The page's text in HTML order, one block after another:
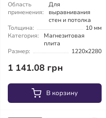
Область
применения:
Для
выравнивания
стен и потолка
Толщина:
10 мм
Категория:
Магнезитовая
плита
Размер:
1220x2280
1 141.08 грн
В корзину